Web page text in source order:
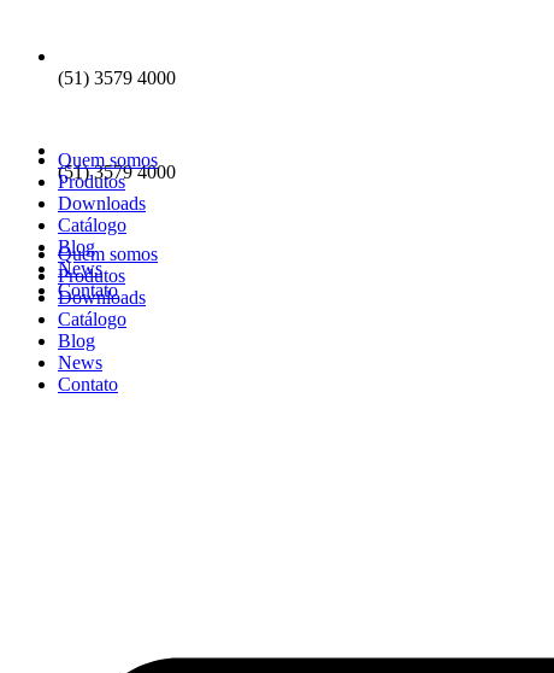
(51) 3579 4000
Quem somos
Produtos
Downloads
Catálogo
Blog
News
Contato
(51) 3579 4000
Quem somos
Produtos
Downloads
Catálogo
Blog
News
Contato